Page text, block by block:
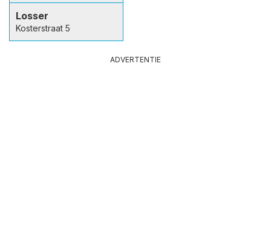
Losser
Kosterstraat 5
ADVERTENTIE